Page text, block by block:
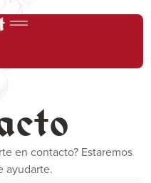
en contacto? Estaremos
ayudarte.